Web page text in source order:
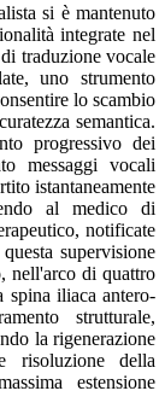
si è mantenuto
integrate nel
traduzione vocale
uno strumento
lo scambio
semantica.
progressivo dei
messaggi vocali
istantaneamente
al medico di
notificate
supervisione
nell'arco di quattro
spina iliaca antero-
strutturale,
la rigenerazione
risoluzione della
estensione